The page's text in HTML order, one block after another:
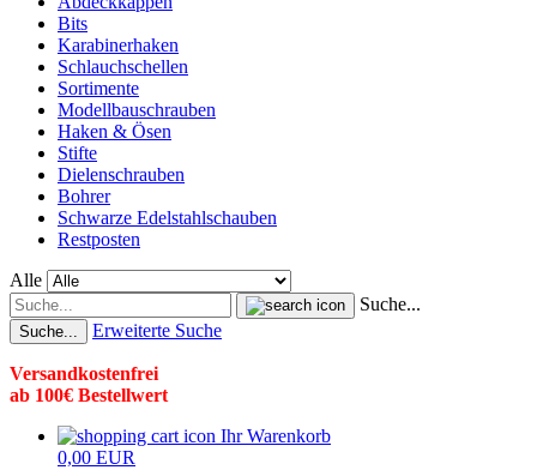
Bits
Karabinerhaken
Schlauchschellen
Sortimente
Modellbauschrauben
Haken & Ösen
Stifte
Dielenschrauben
Bohrer
Schwarze Edelstahlschauben
Restposten
Alle
Suche...
Suche... Erweiterte Suche
Versandkostenfrei
ab 100€ Bestellwert
Ihr Warenkorb
0,00 EUR